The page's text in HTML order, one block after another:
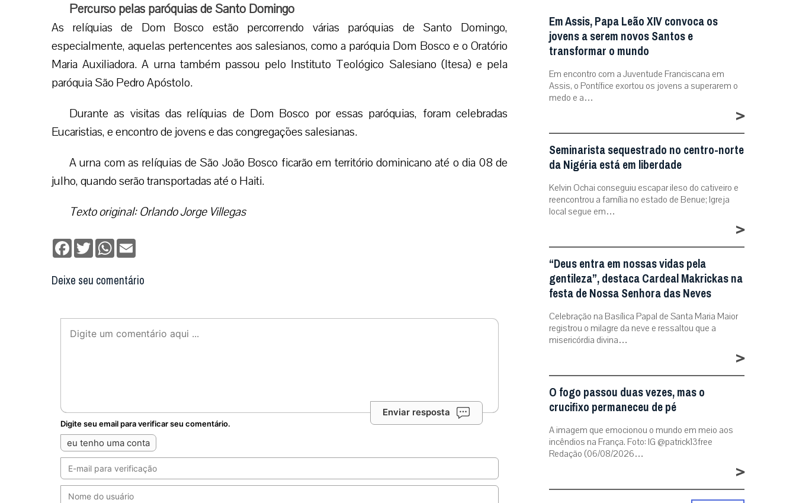
Percurso pelas paróquias de Santo Domingo
As relíquias de Dom Bosco estão percorrendo várias paróquias de Santo Domingo,
especialmente, aquelas pertencentes aos salesianos, como a paróquia Dom Bosco e o Oratório
Maria Auxiliadora. A urna também passou pelo Instituto Teológico Salesiano (Itesa) e pela
paróquia São Pedro Apóstolo.
Durante as visitas das relíquias de Dom Bosco por essas paróquias, foram celebradas
Eucaristias, e encontro de jovens e das congregações salesianas.
A urna com as relíquias de São João Bosco ficarão em território dominicano até o dia 08 de
julho, quando serão transportadas até o Haiti.
Texto original: Orlando Jorge Villegas
Facebook
TwitterWhatsApp
Deixe seu comentário
Enviar resposta
Digite seu email para verificar seu comentário.
eu tenho uma conta
Em Assis, Papa Leão XIV convoca os
jovens a serem novos Santos e
transformar o mundo
Em encontro com a Juventude Franciscana em
Assis, o Pontífice exortou os jovens a superarem o
medo e a…
>
Seminarista sequestrado no centro-norte
da Nigéria está em liberdade
Kelvin Ochai conseguiu escapar ileso do cativeiro e
reencontrou a família no estado de Benue; Igreja
local segue em…
>
“Deus entra em nossas vidas pela
gentileza”, destaca Cardeal Makrickas na
festa de Nossa Senhora das Neves
Celebração na Basílica Papal de Santa Maria Maior
registrou o milagre da neve e ressaltou que a
misericórdia divina…
>
O fogo passou duas vezes, mas o
crucifixo permaneceu de pé
A imagem que emocionou o mundo em meio aos
incêndios na França. Foto: IG @patrick13free
Redação (06/08/2026…
>